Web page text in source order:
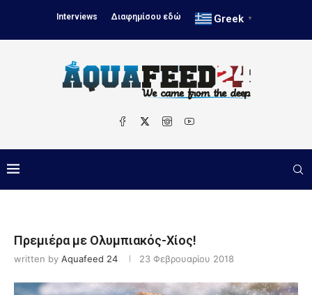
Interviews Διαφημίσου εδώ Greek ▼
Πρεμιέρα με Ολυμπιακός-Χίος!
written by Aquafeed 24 23 Φεβρουαρίου 2018